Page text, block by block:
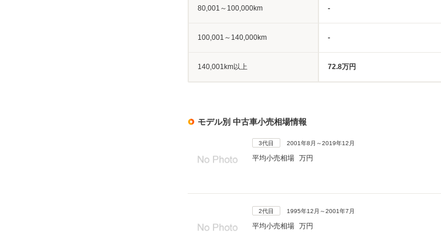
80,001～100,000km -
100,001～140,000km -
140,001km以上 72.8万円
モデル別 中古車小売相場情報
3代目 2001年8月～2019年12月
平均小売相場 万円
2代目 1995年12月～2001年7月
平均小売相場 万円